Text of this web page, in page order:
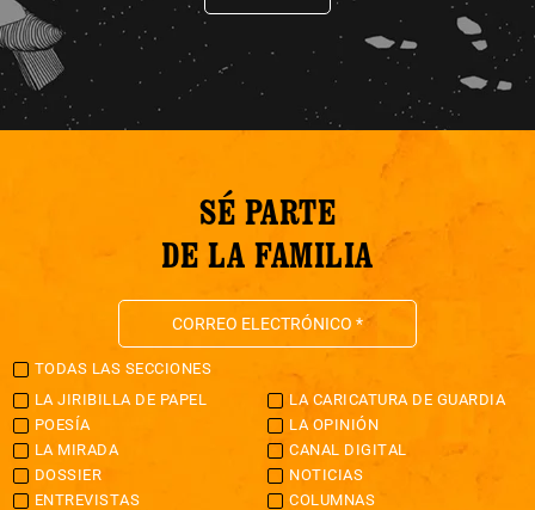
SÉ PARTE
DE LA FAMILIA
TODAS LAS SECCIONES
LA JIRIBILLA DE PAPEL
LA CARICATURA DE GUARDIA
POESÍA
LA OPINIÓN
LA MIRADA
CANAL DIGITAL
DOSSIER
NOTICIAS
ENTREVISTAS
COLUMNAS